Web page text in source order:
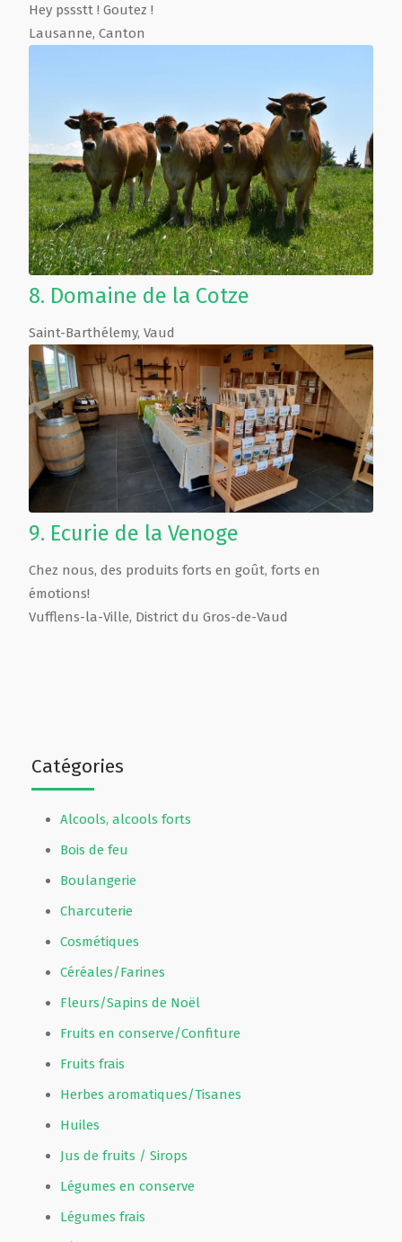
Catégories
Alcools, alcools forts
Bois de feu
Boulangerie
Charcuterie
Cosmétiques
Céréales/Farines
Fleurs/Sapins de Noël
Fruits en conserve/Confiture
Fruits frais
Herbes aromatiques/Tisanes
Huiles
Jus de fruits / Sirops
Légumes en conserve
Légumes frais
Hey pssstt ! Goutez !
Lausanne, Canton
8. Domaine de la Cotze
Saint-Barthélemy, Vaud
9. Ecurie de la Venoge
Chez nous, des produits forts en goût, forts en
émotions!
Vufflens-la-Ville, District du Gros-de-Vaud